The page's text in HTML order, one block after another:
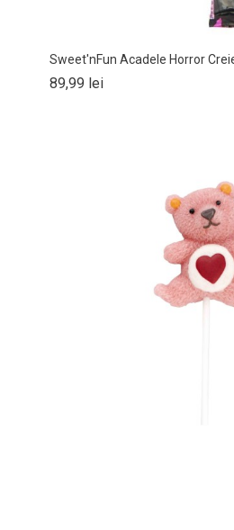
Sweet'nFun Acadele Horror
89,99 leiPret